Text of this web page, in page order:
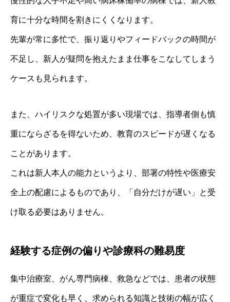
育に十分な時間を割きにくくなります。
先輩が常に多忙で、振り返りやフィードバックの時間が
不足し、新人が疑問を抱えたまま仕事をこなしてしまう
ケースも見られます。
また、ハイリスクな処置が多い現場では、指導者側も慎
重にならざるを得ないため、教育のスピードが遅くなる
ことがあります。
これは新人本人の能力というより、部署の特性や医療安
全上の配慮によるものであり、「自分だけが遅い」と受
け取る必要はありません。
経験する症例の偏りや診療科の難易度
集中治療室、がん専門病棟、救急などでは、患者の状態
が重症で変化も早く、求められる知識と技術の幅が広く